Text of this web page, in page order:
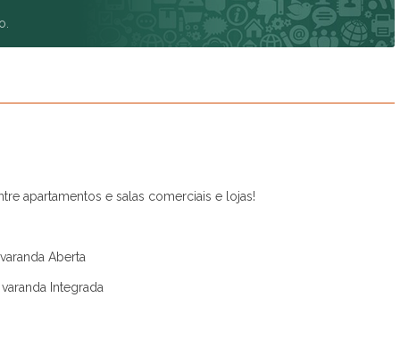
Espaço Conceição (1)
Fazenda Campo Verde (1)
Flex Jundiaí I (2)
Hanbury Park (1)
apartamentos e salas comerciais e lojas!
Aberta
Integrada